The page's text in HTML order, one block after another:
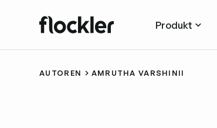
Produkt
AUTOREN AMRUTHA VARSHINII